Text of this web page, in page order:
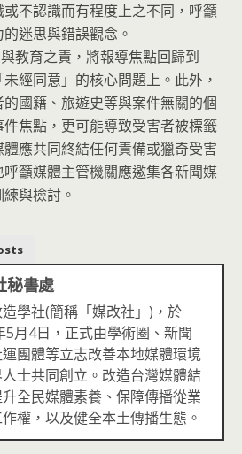
不認識而有程度上之不同，呼籲
迷思與錯誤觀念。
教育之責，將報導焦點回歸到
未經同意」的核心問題上。此外，
國籍、旅遊史等與案件無關的個
焦點，更可能導致受害者被標籤
應共同終結任何責備或獵奇受害
籲媒體主管機關應邀集各新聞媒
與檢討。
秘書處
學社(簡稱「媒改社」)，於
5月4日，正式由學術圈、新聞
團體等立志改善本地媒體環境
士共同創立。改造台灣媒體結
全民媒體素養、保障傳播從業
權，以及健全本土傳播生態。